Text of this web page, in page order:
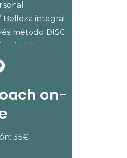
Belleza integral
método DISC
DISC
on-
35€